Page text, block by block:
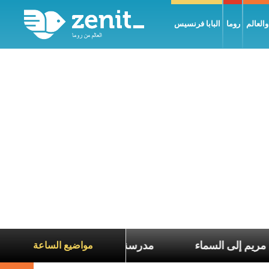
البابا فرنسيس روما
مواضيع الساعة
مدرسة مار فرنسيس العذراء مريم إلى السماء